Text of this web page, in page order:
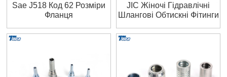
Sae J518 Код 62 Розміри
Фланця
JIC Жіночі Гідравлічні
Шлангові Обтискні Фітинги